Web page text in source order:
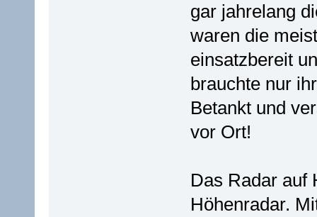
gar jahrelang
waren die
einsatzbereit
brauchte nur
Betankt und
vor Ort!
Das Radar auf
Höhenradar.